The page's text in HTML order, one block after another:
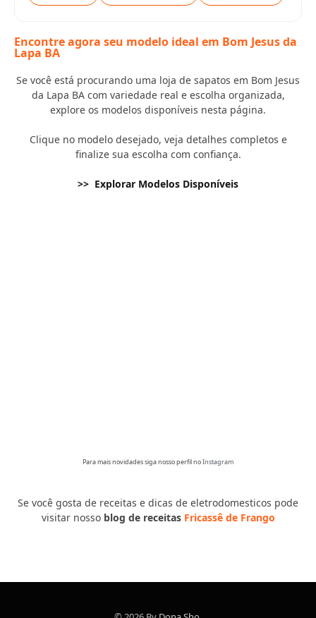
Encontre agora seu modelo ideal em Bom Jesus da
Lapa BA
Se você está procurando uma loja de sapatos em Bom Jesus
da Lapa BA com variedade real e escolha organizada,
explore os modelos disponíveis nesta página.
Clique no modelo desejado, veja detalhes completos e
finalize sua escolha com confiança.
>> Explorar Modelos Disponíveis
Para mais novidades siga nosso perfil noInstagram
Se você gosta de receitas e dicas de eletrodomesticos pode
visitar nosso blog de receitas Fricassê de Frango